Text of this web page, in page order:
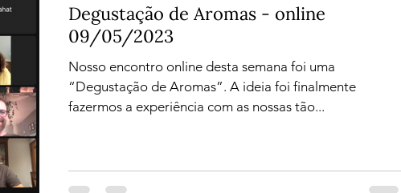
Degustação de Aromas - online
09/05/2023
Nosso encontro online desta semana foi uma
“Degustação de Aromas”. A ideia foi finalmente
fazermos a experiência com as nossas tão...